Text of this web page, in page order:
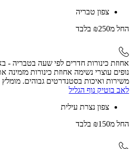
צפון טבריה
החל מ₪250 בלבד
אחוזת כינורות חדרים לפי שעה בטבריה -
נופים עוצרי נשימה אחוזת כינורות
משירות ואיכות בסטנדרטים גבוהים.
לאב בוטיק נוף הגליל
צפון נצרת עילית
החל מ₪150 בלבד